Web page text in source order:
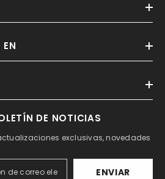
DE NOTICIAS
exclusivas, novedades
ENVIAR